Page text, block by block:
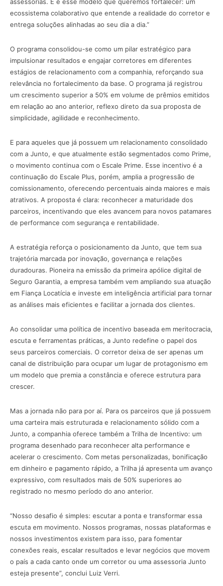
ecossistema colaborativo que entende a realidade do corretor e
entrega soluções alinhadas ao seu dia a dia.”
O programa consolidou-se como um pilar estratégico para
impulsionar resultados e engajar corretores em diferentes
estágios de relacionamento com a companhia, reforçando sua
relevância no fortalecimento da base. O programa já registrou
um crescimento superior a 50% em volume de prêmios emitidos
em relação ao ano anterior, reflexo direto da sua proposta de
simplicidade, agilidade e reconhecimento.
E para aqueles que já possuem um relacionamento consolidado
com a Junto, e que atualmente estão segmentados como Prime,
o movimento continua com o Escale Prime. Esse incentivo é a
continuação do Escale Plus, porém, amplia a progressão de
comissionamento, oferecendo percentuais ainda maiores e mais
atrativos. A proposta é clara: reconhecer a maturidade dos
parceiros, incentivando que eles avancem para novos patamares
de performance com segurança e rentabilidade.
A estratégia reforça o posicionamento da Junto, que tem sua
trajetória marcada por inovação, governança e relações
duradouras. Pioneira na emissão da primeira apólice digital de
Seguro Garantia, a empresa também vem ampliando sua atuação
em Fiança Locatícia e investe em inteligência artificial para tornar
as análises mais eficientes e facilitar a jornada dos clientes.
Ao consolidar uma política de incentivo baseada em meritocracia,
escuta e ferramentas práticas, a Junto redefine o papel dos
seus parceiros comerciais. O corretor deixa de ser apenas um
canal de distribuição para ocupar um lugar de protagonismo em
um modelo que premia a constância e oferece estrutura para
crescer.
Mas a jornada não para por aí. Para os parceiros que já possuem
uma carteira mais estruturada e relacionamento sólido com a
Junto, a companhia oferece também a Trilha de Incentivo: um
programa desenhado para reconhecer alta performance e
acelerar o crescimento. Com metas personalizadas, bonificação
em dinheiro e pagamento rápido, a Trilha já apresenta um avanço
expressivo, com resultados mais de 50% superiores ao
registrado no mesmo período do ano anterior.
“Nosso desafio é simples: escutar a ponta e transformar essa
escuta em movimento. Nossos programas, nossas plataformas e
nossos investimentos existem para isso, para fomentar
conexões reais, escalar resultados e levar negócios que movem
o país a cada canto onde um corretor ou uma assessoria Junto
esteja presente”, conclui Luiz Verri.